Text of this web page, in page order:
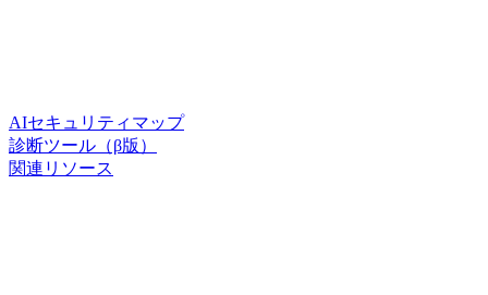
AIセキュリティマップ
診断ツール（β版）
関連リソース